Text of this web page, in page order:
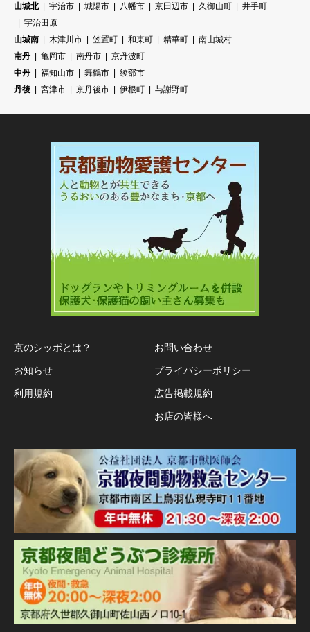
山城北
宇治市 城陽市 八幡市 京田辺市 久御山町
井手町
宇治田原
山城南
木津川市 笠置町 和束町 精華町
南山城村
南丹
亀岡市 南丹市
京丹波町
中丹
福知山市 舞鶴市
綾部市
丹後
宮津市 京丹後市 伊根町 与謝野町
京のシッポとは？
お知らせ
利用規約
お問い合わせ
プライバシーポリシー
広告掲載規約
お店の皆様へ